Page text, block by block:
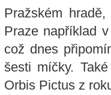
Pražském
Praze například
což dnes
šesti míčky.
Orbis Pictus z